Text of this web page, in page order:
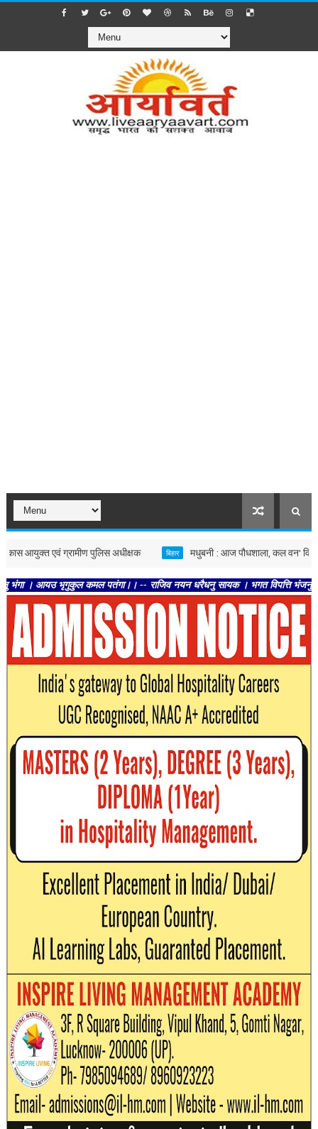
एवं ग्रामीण पुलिस अधीक्षक बिहार मधुबनी : आज पौधशाला, कल वन' विषय पर निबंध
कमल पतंगा।। -- राजिव नयन धरैधनु सायक । भगत विपत्ति भंजनु